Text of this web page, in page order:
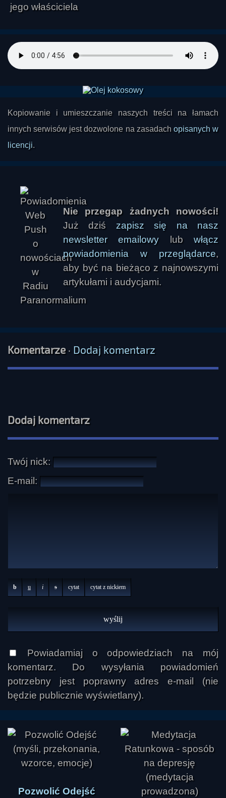
jego właściciela
Kopiowanie i umieszczanie naszych treści na łamach
innych serwisów jest dozwolone na zasadach opisanych w
licencji.
Nie przegap żadnych nowości!
Już dziś zapisz się na nasz
newsletter emailowy lubwłącz
powiadomienia w przeglądarce,
aby być na bieżąco z najnowszymi
artykułami i audycjami.
Komentarze· Dodaj komentarz
Dodaj komentarz
Twój nick:
E-mail:
b u i s cytat cytat z nickiem
Powiadamiaj o odpowiedziach na mój
komentarz. Do wysyłania powiadomień
potrzebny jest poprawny adres e-mail (nie
będzie publicznie wyświetlany).
Pozwolić Odejść